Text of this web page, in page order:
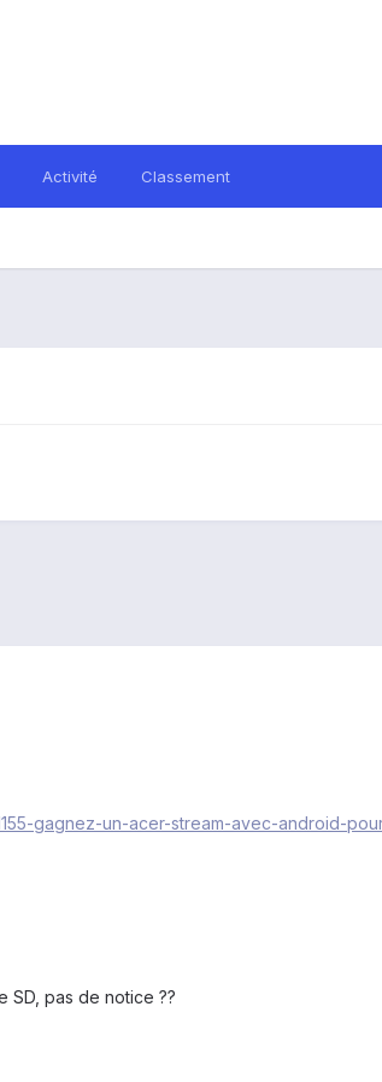
Activité Classement
gagnez-un-acer-stream-avec-android-
SD, pas de notice ??